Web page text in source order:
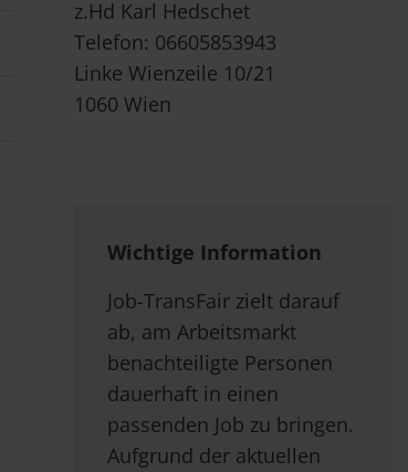
z.Hd Karl Hedschet
Telefon: 06605853943
Linke Wienzeile 10/21
1060 Wien
Wichtige Information
Job-TransFair zielt darauf
ab, am Arbeitsmarkt
benachteiligte Personen
dauerhaft in einen
passenden Job zu bringen.
Aufgrund der aktuellen